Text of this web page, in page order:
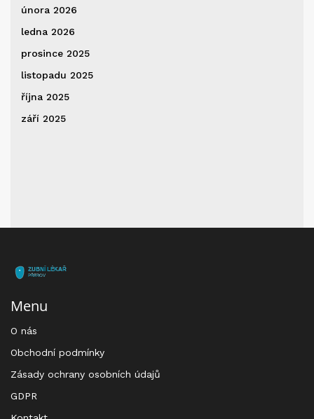
února 2026
ledna 2026
prosince 2025
listopadu 2025
října 2025
září 2025
Menu
O nás
Obchodní podmínky
Zásady ochrany osobních údajů
GDPR